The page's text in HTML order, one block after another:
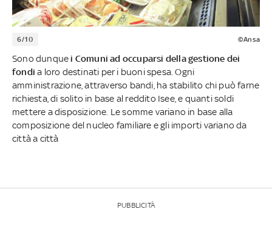
6/10 ©Ansa
Sono dunque i Comuni ad occuparsi della gestione dei
fondi a loro destinati per i buoni spesa. Ogni
amministrazione, attraverso bandi, ha stabilito chi può farne
richiesta, di solito in base al reddito Isee, e quanti soldi
mettere a disposizione. Le somme variano in base alla
composizione del nucleo familiare e gli importi variano da
città a città
PUBBLICITÀ